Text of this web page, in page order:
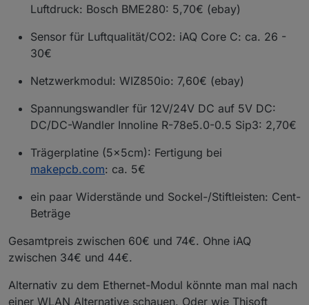
Luftdruck: Bosch BME280: 5,70€ (ebay)
Sensor für Luftqualität/CO2: iAQ Core C: ca. 26 -
30€
Netzwerkmodul: WIZ850io: 7,60€ (ebay)
Spannungswandler für 12V/24V DC auf 5V DC:
DC/DC-Wandler Innoline R-78e5.0-0.5 Sip3: 2,70€
Trägerplatine (5x5cm): Fertigung bei
makepcb.com: ca. 5€
ein paar Widerstände und Sockel-/Stiftleisten: Cent-
Beträge
Gesamtpreis zwischen 60€ und 74€. Ohne iAQ
zwischen 34€ und 44€.
Alternativ zu dem Ethernet-Modul könnte man mal nach
einer WLAN Alternative schauen. Oder wie Thisoft